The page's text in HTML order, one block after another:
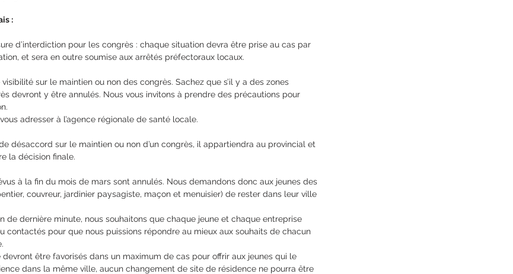
:
d’interdiction pour les congrès : chaque situation devra être prise au cas par
et sera en outre soumise aux arrêtés préfectoraux locaux.
visibilité sur le maintien ou non des congrès. Sachez que s’il y a des zones
devront y être annulés. Nous vous invitons à prendre des précautions pour
adresser à l’agence régionale de santé locale.
désaccord sur le maintien ou non d’un congrès, il appartiendra au provincial et
la décision finale.
à la fin du mois de mars sont annulés. Nous demandons donc aux jeunes des
couvreur, jardinier paysagiste, maçon et menuisier) de rester dans leur ville
de dernière minute, nous souhaitons que chaque jeune et chaque entreprise
contactés pour que nous puissions répondre au mieux aux souhaits de chacun
devront être favorisés dans un maximum de cas pour offrir aux jeunes qui le
dans la même ville, aucun changement de site de résidence ne pourra être